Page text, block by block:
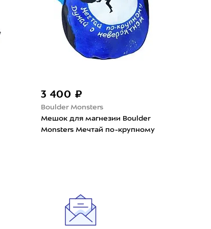
3 400 ₽
Boulder Monsters
Мешок для магнезии Boulder
Monsters Мечтай по-крупному